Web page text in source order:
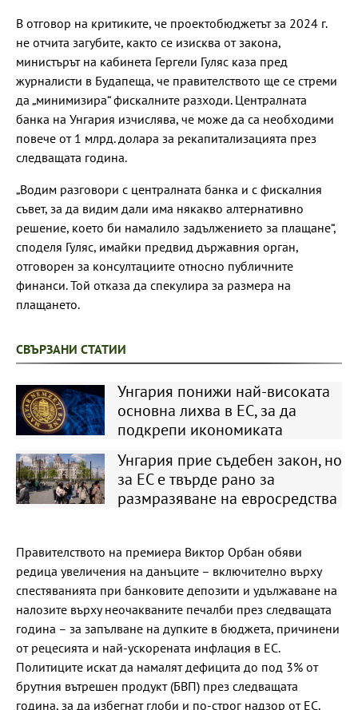
В отговор на критиките, че проектобюджетът за 2024 г.
не отчита загубите, както се изисква от закона,
министърът на кабинета Гергели Гуляс каза пред
журналисти в Будапеща, че правителството ще се стреми
да „минимизира“ фискалните разходи. Централната
банка на Унгария изчислява, че може да са необходими
повече от 1 млрд. долара за рекапитализацията през
следващата година.
„Водим разговори с централната банка и с фискалния
съвет, за да видим дали има някакво алтернативно
решение, което би намалило задължението за плащане“,
споделя Гуляс, имайки предвид държавния орган,
отговорен за консултациите относно публичните
финанси. Той отказа да спекулира за размера на
плащането.
СВЪРЗАНИ СТАТИИ
Унгария понижи най-високата
основна лихва в ЕС, за да
подкрепи икономиката
Унгария прие съдебен закон, но
за ЕС е твърде рано за
размразяване на евросредства
Правителството на премиера Виктор Орбан обяви
редица увеличения на данъците – включително върху
спестяванията при банковите депозити и удължаване на
налозите върху неочакваните печалби през следващата
година – за запълване на дупките в бюджета, причинени
от рецесията и най-ускорената инфлация в ЕС.
Политиците искат да намалят дефицита до под 3% от
брутния вътрешен продукт (БВП) през следващата
година, за да избегнат глоби и по-строг надзор от ЕС.